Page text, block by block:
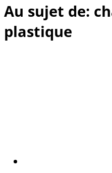
Au sujet de:
plastique